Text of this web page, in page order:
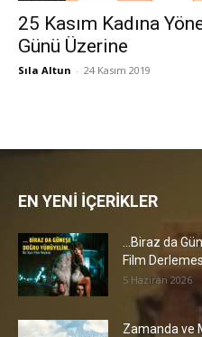
25 Kasım Kadına
Günü Üzerine
Sıla Altun - 24 Kasım 2019
EN YENİ İÇERİKLER
…Biraz da
Film
5 Haziran 2026
Zamanda ve